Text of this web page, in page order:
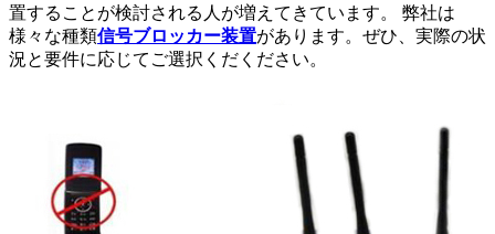
置することが検討される人が増えてきています。 弊社は
様々な種類信号ブロッカー装置があります。ぜひ、実際の状
況と要件に応じてご選択くだください。